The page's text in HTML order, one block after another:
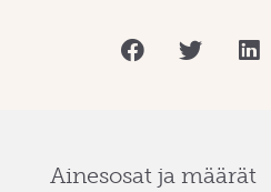
Ainesosat ja määrät